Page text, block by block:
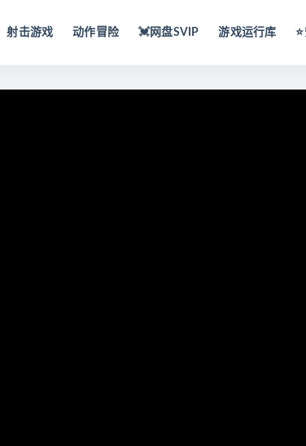
射击游戏 动作冒险 💓网盘SVIP 游戏运行库